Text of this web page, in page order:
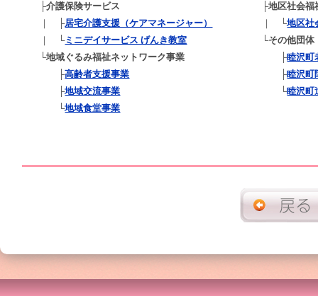
├介護保険サービス
｜ ├居宅介護支援（ケアマネージャー）
｜ └ミニデイサービス げんき教室
└地域ぐるみ福祉ネットワーク事業
├高齢者支援事業
├地域交流事業
└地域食堂事業
├地区社会福
｜ └地区社
└その他団体
├睦沢町
├睦沢町
└睦沢町